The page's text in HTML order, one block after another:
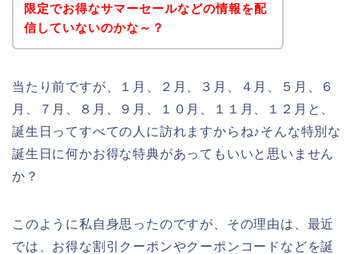
限定でお得なサマーセールなどの情報を配
信していないのかな～？
当たり前ですが、１月、２月、３月、４月、５月、６
月、７月、８月、９月、１０月、１１月、１２月と、
誕生日ってすべての人に訪れますからね♪そんな特別な
誕生日に何かお得な特典があってもいいと思いません
か？
このように私自身思ったのですが、その理由は、最近
では、お得な割引クーポンやクーポンコードなどを誕